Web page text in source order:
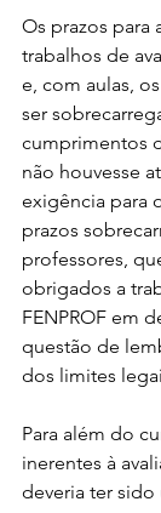
Os prazos para
trabalhos de
e, com aulas,
ser
cumprimentos
não houvesse
exigência para
prazos
professores,
obrigados a
FENPROF em
questão de
dos limites
Para além do
inerentes à
deveria ter